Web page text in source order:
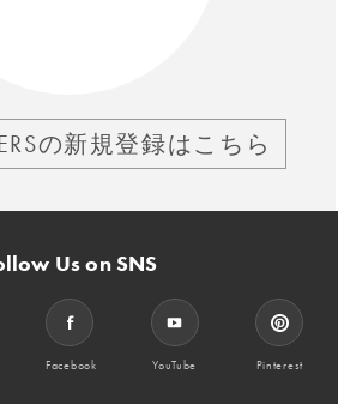
の新規登録はこちら
Us on SNS
Facebook YouTube Pinterest